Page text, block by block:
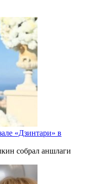
«Дзинтари» в
собрал аншлаги